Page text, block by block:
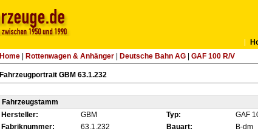
Home| Rottenwagen & Anhänger| Deutsche Bahn AG| GAF 100 R/V
Fahrzeugportrait GBM 63.1.232
Fahrzeugstamm
Hersteller:
GBM Typ: GAF
Fabriknummer:
63.1.232 Bauart:
B-dm